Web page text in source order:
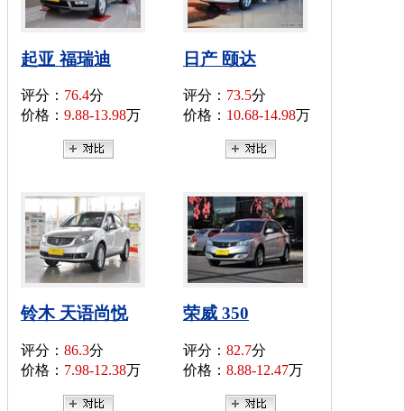
起亚 福瑞迪
评分： 76.4分
价格： 9.88-13.98万
日产 颐达
评分： 73.5分
价格： 10.68-14.98万
铃木 天语尚悦
评分： 86.3分
价格： 7.98-12.38万
荣威 350
评分： 82.7分
价格： 8.88-12.47万